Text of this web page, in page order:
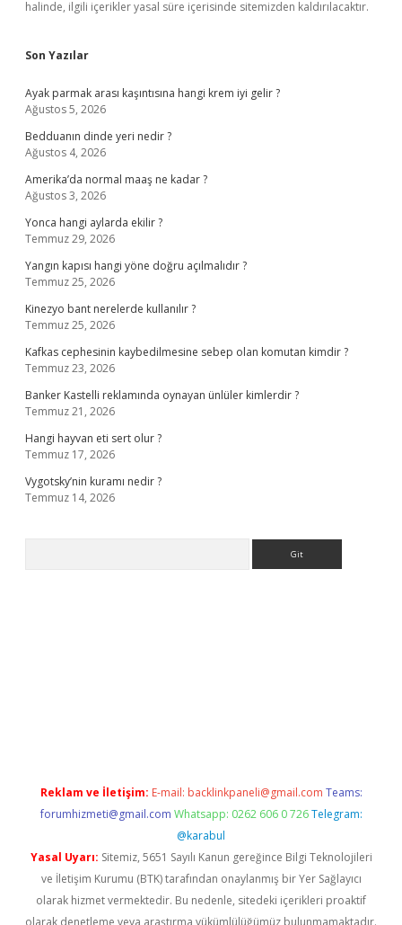
halinde, ilgili içerikler yasal süre içerisinde sitemizden kaldırılacaktır.
Son Yazılar
Ayak parmak arası kaşıntısına hangi krem iyi gelir ?
Ağustos 5, 2026
Bedduanın dinde yeri nedir ?
Ağustos 4, 2026
Amerika’da normal maaş ne kadar ?
Ağustos 3, 2026
Yonca hangi aylarda ekilir ?
Temmuz 29, 2026
Yangın kapısı hangi yöne doğru açılmalıdır ?
Temmuz 25, 2026
Kinezyo bant nerelerde kullanılır ?
Temmuz 25, 2026
Kafkas cephesinin kaybedilmesine sebep olan komutan kimdir ?
Temmuz 23, 2026
Banker Kastelli reklamında oynayan ünlüler kimlerdir ?
Temmuz 21, 2026
Hangi hayvan eti sert olur ?
Temmuz 17, 2026
Vygotsky’nin kuramı nedir ?
Temmuz 14, 2026
Reklam ve İletişim: E-mail: backlinkpaneli@gmail.com Teams:
forumhizmeti@gmail.com Whatsapp: 0262 606 0 726 Telegram:
@karabul
Yasal Uyarı: Sitemiz, 5651 Sayılı Kanun gereğince Bilgi Teknolojileri
ve İletişim Kurumu (BTK) tarafından onaylanmış bir Yer Sağlayıcı
olarak hizmet vermektedir. Bu nedenle, sitedeki içerikleri proaktif
olarak denetleme veya araştırma yükümlülüğümüz bulunmamaktadır.